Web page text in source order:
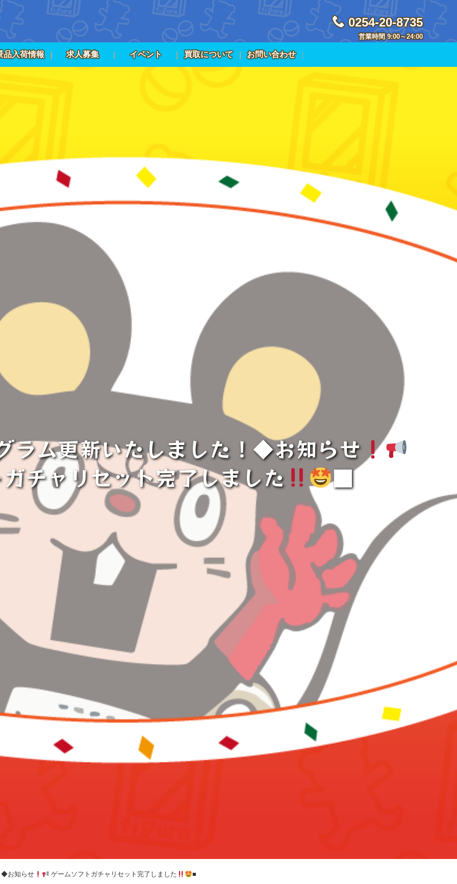
0254-20-8735
営業時間 9:00～24:00
品入荷情報 求人募集 イベント 買取について お問い合わせ
ラム更新いたしました！◆お知らせ
チャリセット完了しました
■
◆お知らせ ゲームソフトガチャリセット完了しました ■